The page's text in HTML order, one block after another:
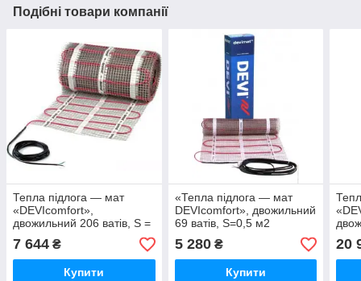
Подібні товари компанії
Тепла підлога — мат
«DEVIcomfort»,
двожильний 206 ватів, S =
1,5 м2
7 644 ₴
Купити
«Тепла підлога — мат
DEVIcomfort», двожильний
69 ватів, S=0,5 м2
5 280₴
Купити
м)
20